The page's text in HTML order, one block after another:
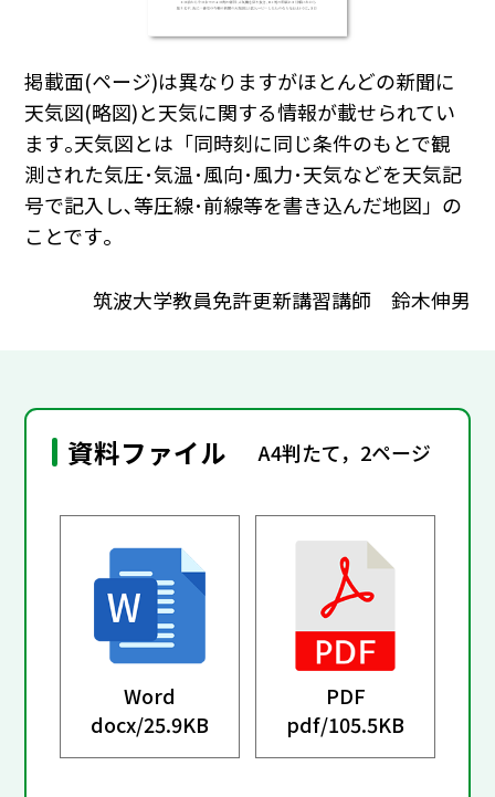
掲載面(ページ)は異なりますがほとんどの新聞に
天気図(略図)と天気に関する情報が載せられてい
ます｡天気図とは「同時刻に同じ条件のもとで観
測された気圧･気温･風向･風力･天気などを天気記
号で記入し､等圧線･前線等を書き込んだ地図」の
ことです｡
筑波大学教員免許更新講習講師 鈴木伸男
資料ファイル A4判たて，2ページ
Word
docx/25.9KB
PDF
pdf/105.5KB